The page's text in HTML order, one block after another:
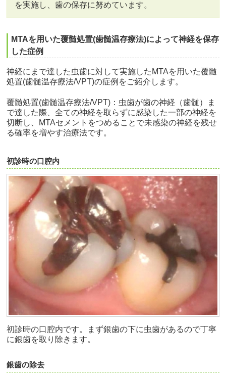
を実施し、歯の保存に努めています。
MTAを用いた覆髄処置(歯髄温存療法)によって神経を保存
した症例
神経にまで達した虫歯に対して実施したMTAを用いた覆髄
処置(歯髄温存療法/VPT)の症例をご紹介します。
覆髄処置(歯髄温存療法/VPT)：虫歯が歯の神経（歯髄）ま
で達した際、全ての神経を取らずに感染した一部の神経を
切断し、MTAセメントをつめることで未感染の神経を残せ
る確率を増やす治療法です。
初診時の口腔内
初診時の口腔内です。まず銀歯の下に虫歯があるので丁寧
に銀歯を取り除きます。
銀歯の除去